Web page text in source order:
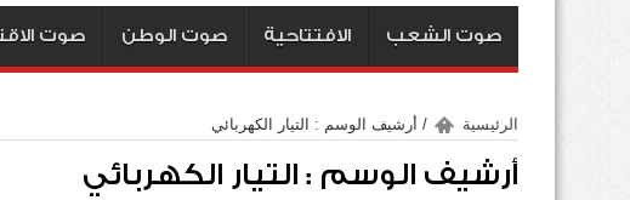
صوت الشعب الافتتاحية صوت الوطن صوت
الرئيسية / أرشيف الوسم : التيار الكهربائي
أرشيف الوسم : التيار الكهربائي